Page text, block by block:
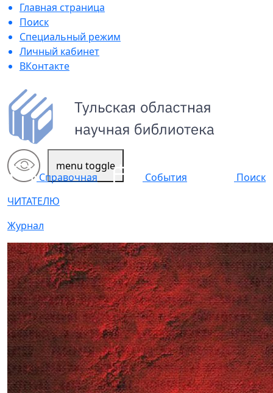
Главная страница
Поиск
Специальный режим
Личный кабинет
ВКонтакте
menu toggle
Справочная
События
Поиск
ЧИТАТЕЛЮ
Журнал